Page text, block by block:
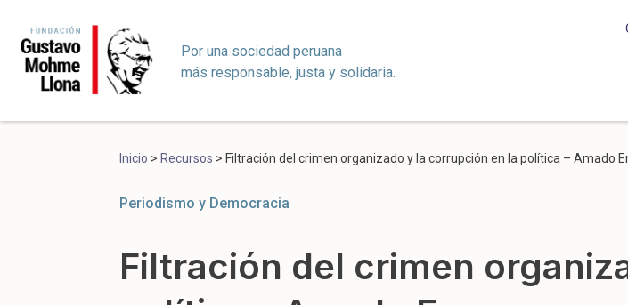
Por una sociedad peruana
más responsable, justa y solidaria.
Inicio > Recursos > Filtración del crimen organizado y la corrupción en la política – Amado
Periodismo y Democracia
Filtración del crimen